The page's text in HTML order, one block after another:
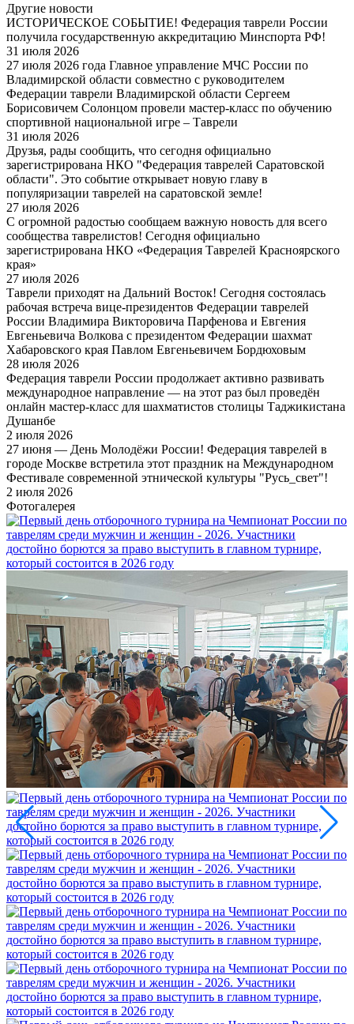
Другие новости
ИСТОРИЧЕСКОЕ СОБЫТИЕ! Федерация таврели России
получила государственную аккредитацию Минспорта РФ!
31 июля 2026
27 июля 2026 года Главное управление МЧС России по
Владимирской области совместно с руководителем
Федерации таврели Владимирской области Сергеем
Борисовичем Солонцом провели мастер-класс по обучению
спортивной национальной игре – Таврели
31 июля 2026
Друзья, рады сообщить, что сегодня официально
зарегистрирована НКО "Федерация таврелей Саратовской
области". Это событие открывает новую главу в
популяризации таврелей на саратовской земле!
27 июля 2026
С огромной радостью сообщаем важную новость для всего
сообщества таврелистов! Сегодня официально
зарегистрирована НКО «Федерация Таврелей Красноярского
края»
27 июля 2026
Таврели приходят на Дальний Восток! Сегодня состоялась
рабочая встреча вице-президентов Федерации таврелей
России Владимира Викторовича Парфенова и Евгения
Евгеньевича Волкова с президентом Федерации шахмат
Хабаровского края Павлом Евгеньевичем Бордюховым
28 июля 2026
Федерация таврели России продолжает активно развивать
международное направление — на этот раз был проведён
онлайн мастер-класс для шахматистов столицы Таджикистана
Душанбе
2 июля 2026
27 июня — День Молодёжи России! Федерация таврелей в
городе Москве встретила этот праздник на Международном
Фестивале современной этнической культуры "Русь_свет"!
2 июля 2026
Фотогалерея